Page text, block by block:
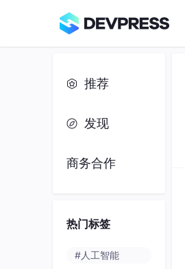
推荐
发现
商务合作
热门标签
#人工智能